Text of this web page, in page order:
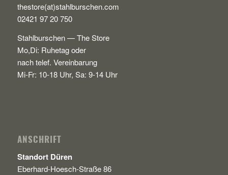
thestore(at)stahlburschen.com
02421 97 20 750
Stahlburschen—The Store
Mo,Di: Ruhetag oder
nach telef. Vereinbarung
Mi-Fr: 10-18 Uhr, Sa: 9-14 Uhr
ANSCHRIFT
Standort Düren
Eberhard-Hoesch-Straße 86